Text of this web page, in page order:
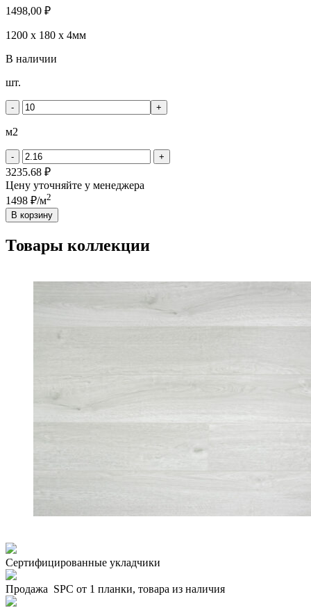
1498,00 ₽
1200 x 180 x 4мм
В наличии
Количество
Кронапласт
-
ПЛУНГЕ
шт.
- +
м2
- +
3235.68 ₽
Цену уточняйте у менеджера
1498 ₽/м2
В корзину
Товары коллекции
Сертифицированные укладчики
Продажа SPC от 1 планки, товара из наличия